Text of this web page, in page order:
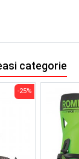
categorie
-25%